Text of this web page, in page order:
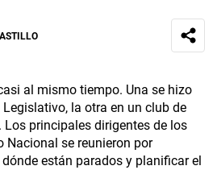
al mismo tiempo. Una se hizo
la otra en un club de
Los principales dirigentes de los
Nacional se reunieron por
están parados y planificar el